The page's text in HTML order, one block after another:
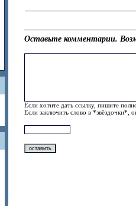
Оставьте комментарии.
Если хотите дать ссылку, пишите
Если заключить слово в *звёздочки*,